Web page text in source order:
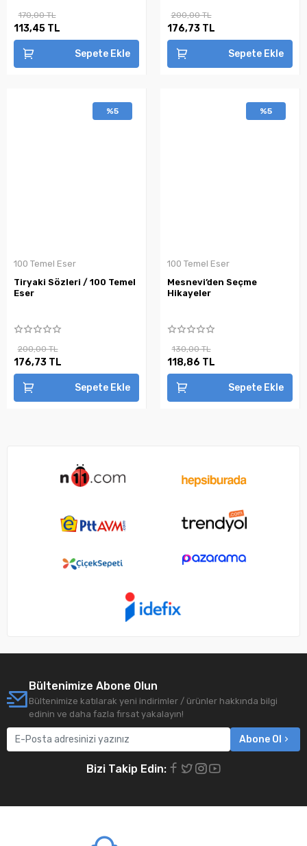
170,00 TL
113,45 TL
Sepete Ekle
200,00 TL
176,73 TL
Sepete Ekle
%5
100 Temel Eser
Tiryaki Sözleri / 100 Temel
Eser
200,00 TL
176,73 TL
Sepete Ekle
%5
100 Temel Eser
Mesnevi’den Seçme
Hikayeler
130,00 TL
118,86 TL
Sepete Ekle
Bültenimize Abone Olun
Bültenimize katılarak yeni indirimler / ürünler hakkında bilgi
edinin ve daha fazla fırsat yakalayın!
Abone Ol
Bizi Takip Edin: